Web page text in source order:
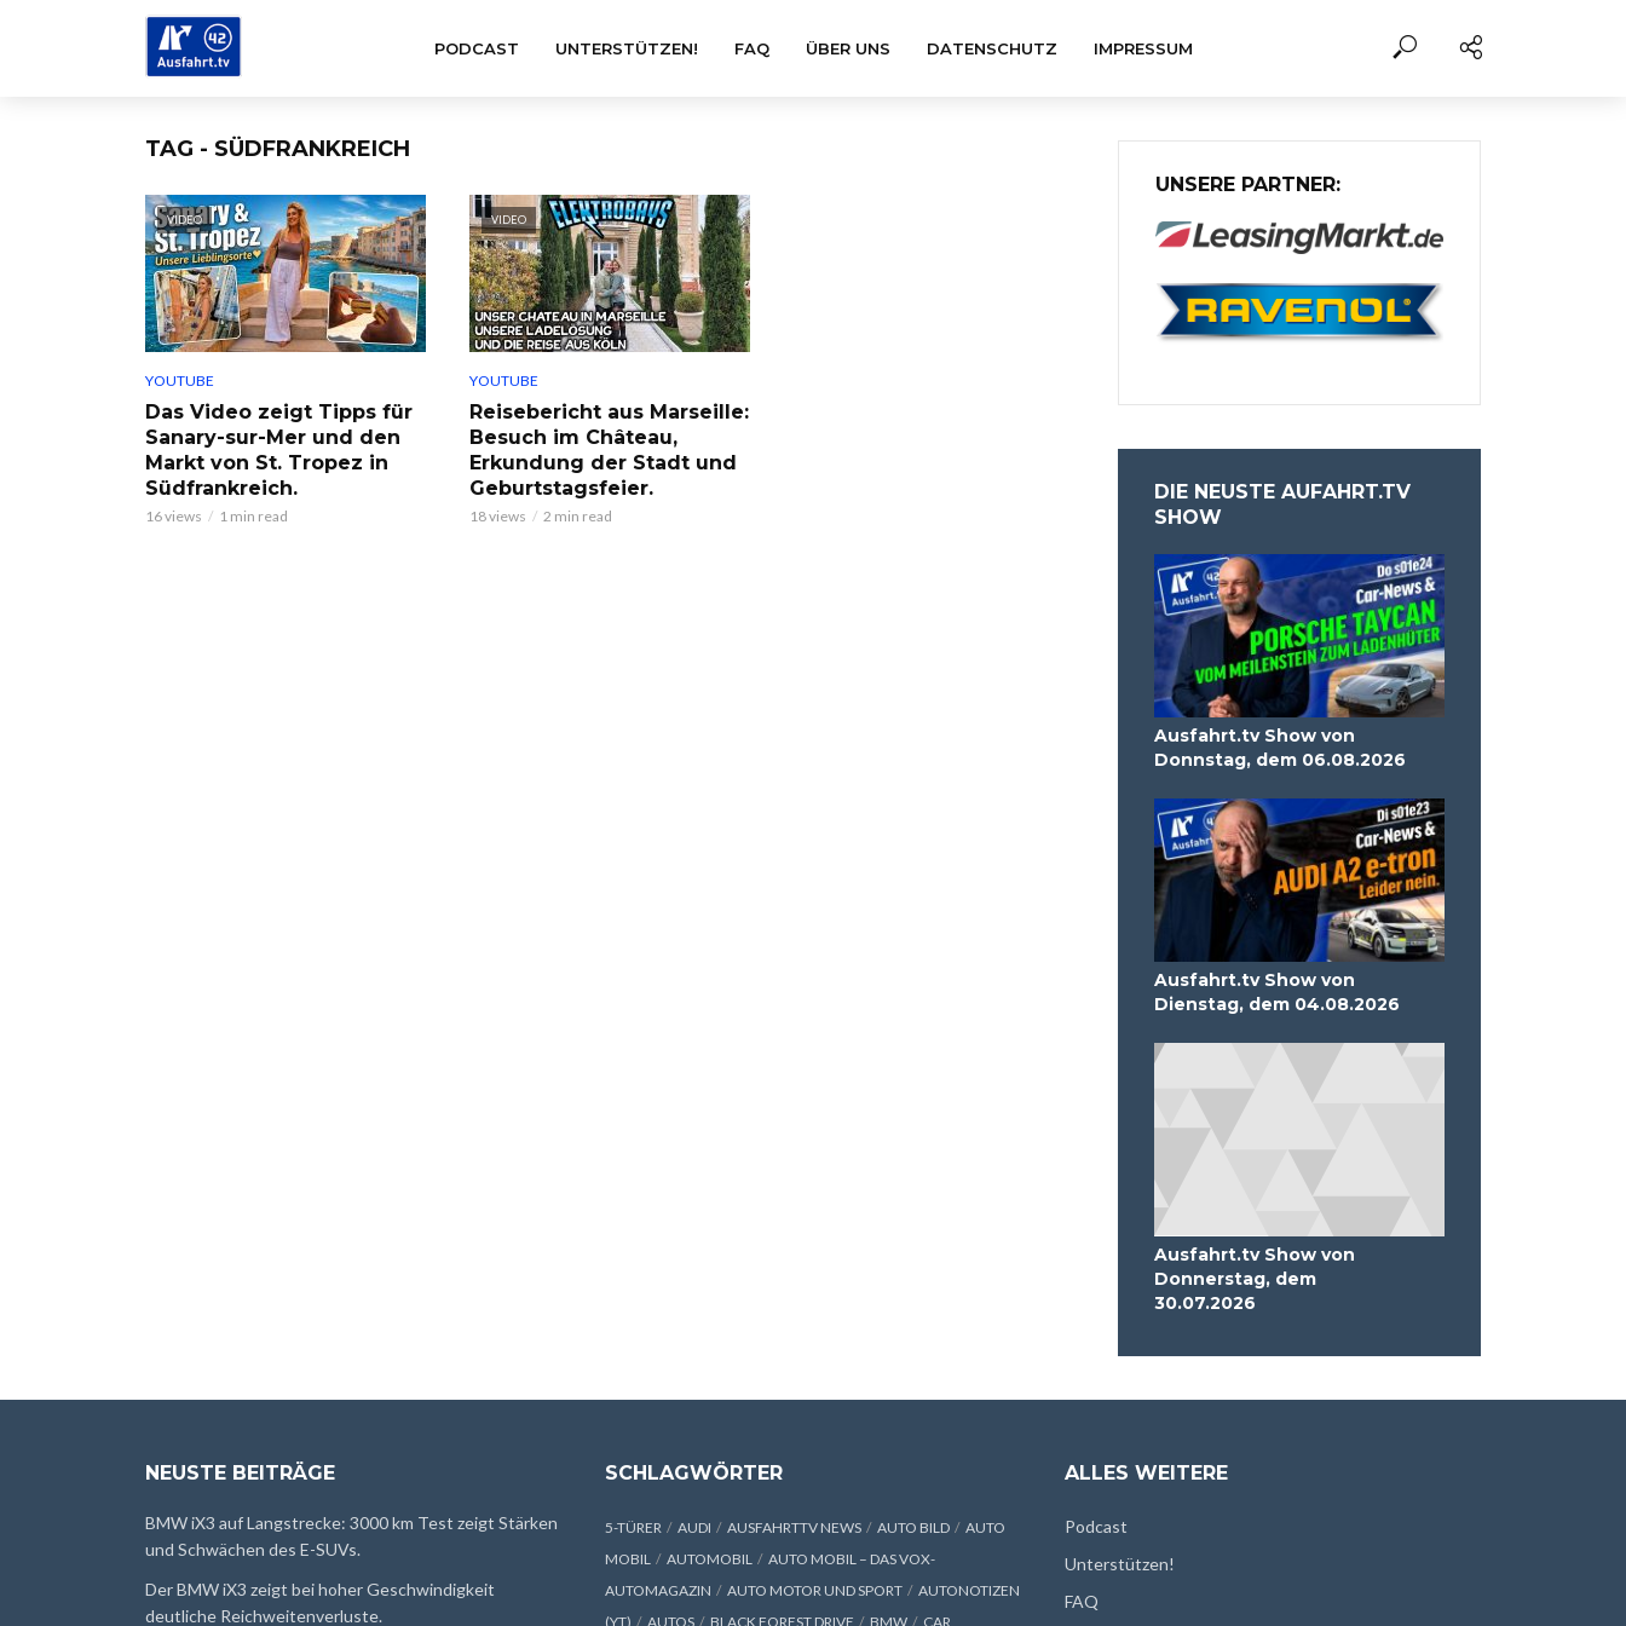
PODCAST UNTERSTÜTZEN! FAQ ÜBER UNS DATENSCHUTZ IMPRESSUM
TAG - SÜDFRANKREICH
VIDEO
YOUTUBE
Das Video zeigt Tipps für
Sanary-sur-Mer und den
Markt von St. Tropez in
Südfrankreich.
16 views 1 min read
VIDEO
YOUTUBE
Reisebericht aus Marseille:
Besuch im Château,
Erkundung der Stadt und
Geburtstagsfeier.
18 views 2 min read
UNSERE PARTNER:
DIE NEUSTE AUFAHRT.TV
SHOW
Ausfahrt.tv Show von
Donnstag, dem 06.08.2026
Ausfahrt.tv Show von
Dienstag, dem 04.08.2026
Ausfahrt.tv Show von
Donnerstag, dem
30.07.2026
NEUSTE BEITRÄGE
BMW iX3 auf Langstrecke: 3000 km Test zeigt Stärken
und Schwächen des E-SUVs.
Der BMW iX3 zeigt bei hoher Geschwindigkeit
deutliche Reichweitenverluste.
SCHLAGWÖRTER
5-TÜRER AUDI AUSFAHRTTV NEWS AUTO BILD
AUTO
MOBIL
AUTOMOBIL
AUTO MOBIL – DAS VOX-
AUTOMAGAZIN
AUTO MOTOR UND SPORT
AUTONOTIZEN
(YT)
AUTOS BLACK FOREST DRIVE BMW CAR
ALLES WEITERE
Podcast
Unterstützen!
FAQ